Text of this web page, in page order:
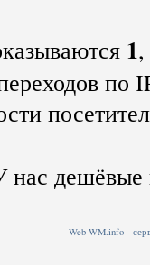
1,
по
нас